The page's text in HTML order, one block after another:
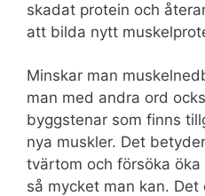
skadat protein och
att bilda nytt
Minskar man
man med andra ord
byggstenar som finns
nya muskler. Det
tvärtom och försöka
så mycket man kan.